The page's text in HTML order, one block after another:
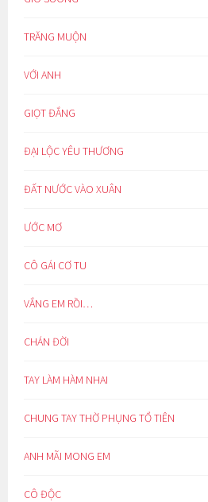
TRĂNG MUỘN
VỚI ANH
GIỌT ĐẮNG
ĐẠI LỘC YÊU THƯƠNG
ĐẤT NƯỚC VÀO XUÂN
ƯỚC MƠ
CÔ GÁI CƠ TU
VẮNG EM RỒI…
CHÁN ĐỜI
TAY LÀM HÀM NHAI
CHUNG TAY THỜ PHỤNG TỔ TIÊN
ANH MÃI MONG EM
CÔ ĐỘC